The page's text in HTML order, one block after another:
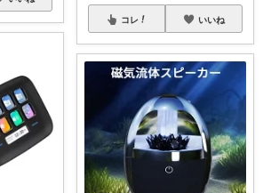
コレ いいね